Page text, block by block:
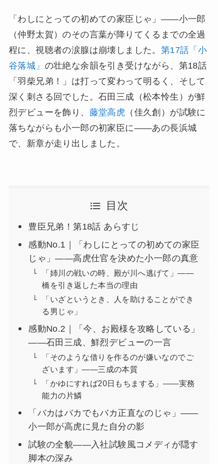
「わしにとっての初めての家臣じゃ」——小一郎
（仲野太賀）のその言葉が降りてくるまでの全過
程に、視聴者の涙腺は崩壊しました。 第17話「小
谷落城」 の壮絶な余韻を引き受けながら、第18話
「羽柴兄弟！」は打って変わって明るく、そして
深く刺さる回でした。石田三成（松本怜生）が鮮
烈デビューを飾り、 藤堂高虎 （佳久創）が試験に
落ちながらも小一郎の初家臣に——あの長浜城
で、新章が走り出しました。
目次
豊臣兄弟！第18話 あらすじ
感動No.1｜「わしにとっての初めての家臣
じゃ」——高虎仕官を決めた小一郎の真意
「姉川の戦いの時、殿が川へ逃げて」——
橋を引き返した本当の理由
「いざというとき、人を助けることができ
る男じゃ」
感動No.2｜「今、お殿様を攻略している」
——石田三成、鮮烈デビューの一言
「そのような借りを作るのが嫌いなのでご
ざいます」——三成の本質
「かゆにすれば20日もちまする」——実務
能力の片鱗
「バカはバカでもバカ正直なのじゃ」——
小一郎が高虎に見た自分の影
試験の全貌——入社試験風コメディが隠す
脚本の深み